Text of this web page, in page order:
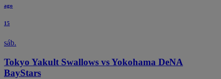
ago
15
sáb.
Tokyo Yakult Swallows vs Yokohama DeNA
BayStars